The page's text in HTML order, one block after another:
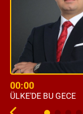
00:00
ÜLKE'DE BU GECE